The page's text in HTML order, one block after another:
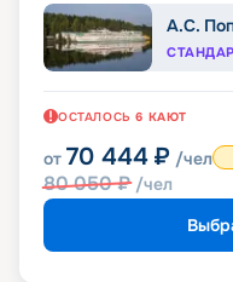
А.С.
ОСТАЛОСЬ 6 КАЮТ
от 70 444 ₽ /чел
80 050₽ /чел